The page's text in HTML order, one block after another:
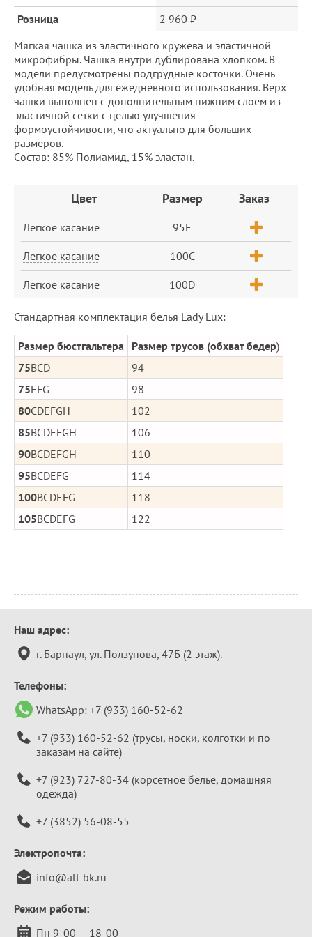
Розница
2 960 ₽
Мягкая чашка из эластичного кружева и эластичной
микрофибры. Чашка внутри дублирована хлопком. В
модели предусмотрены подгрудные косточки. Очень
удобная модель для ежедневного использования. Верх
чашки выполнен с дополнительным нижним слоем из
эластичной сетки с целью улучшения
формоустойчивости, что актуально для больших
размеров.
Cостав: 85% Полиамид, 15% эластан.
Цвет Размер Заказ
Легкое касание 95E
Легкое касание 100C
Легкое касание 100D
Стандартная комплектация белья Lady Lux:
Размер бюстгальтера Размер трусов (обхват бедер)
75BCD
94
75EFG
98
80CDEFGH
102
85BCDEFGH
106
90BCDEFGH
110
95BCDEFG
114
100BCDEFG
118
105BCDEFG 122
Контактная
информация
Наш адрес:
г. Барнаул, ул. Ползунова, 47Б (2 этаж).
Телефоны:
WhatsApp: +7 (933) 160-52-62
+7 (933) 160-52-62 (трусы, носки, колготки и по
заказам на сайте)
+7 (923) 727-80-34 (корсетное белье, домашняя
одежда)
+7 (3852) 56-08-55
Электропочта:
info@alt-bk.ru
Режим работы:
Пн 9-00 — 18-00